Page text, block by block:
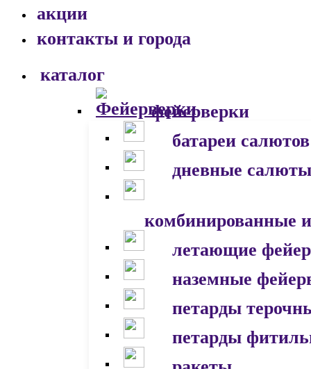
акции
контакты и города
каталог
фейерверки
батареи салютов
дневные салюты
комбинированные
летающие
наземные
петарды
петарды